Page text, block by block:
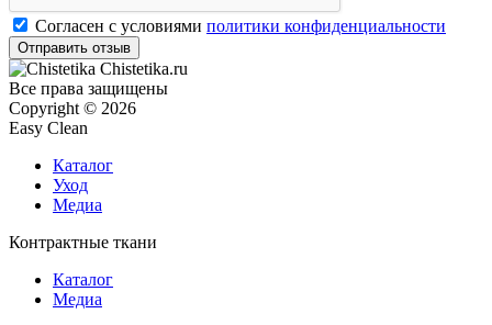
Согласен с условиями политики конфиденциальности
Chistetika.ru
Все права защищены
Copyright © 2026
Easy Clean
Каталог
Уход
Медиа
Контрактные ткани
Каталог
Медиа